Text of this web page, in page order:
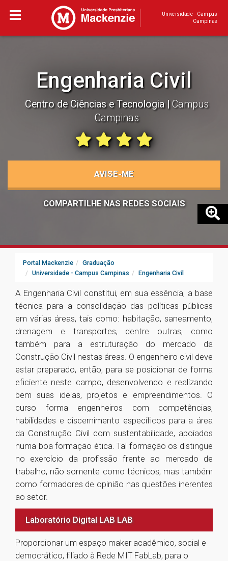
Universidade - Campus
Campinas
Engenharia Civil
Centro de Ciências e Tecnologia Campus
Campinas
AVISE-ME
COMPARTILHE NAS REDES SOCIAIS
Portal Mackenzie
Graduação
Universidade - Campus Campinas
Engenharia Civil
A Engenharia Civil constitui, em sua essência, a base
técnica para a consolidação das políticas públicas
em várias áreas, tais como: habitação, saneamento,
drenagem e transportes, dentre outras, como
também para a estruturação do mercado da
Construção Civil nestas áreas. O engenheiro civil deve
estar preparado, então, para se posicionar de forma
eficiente neste campo, desenvolvendo e realizando
bem suas ideias, projetos e empreendimentos. O
curso forma engenheiros com competências,
habilidades e discernimento específicos para a área
da Construção Civil com sustentabilidade, apoiados
numa boa formação ética. Tal formação os distingue
no exercício da profissão frente ao mercado de
trabalho, não somente como técnicos, mas também
como formadores de opinião nas questões inerentes
ao setor.
Laboratório Digital LAB LAB
Proporcionar um espaço maker acadêmico, social e
democrático, filiado à Rede MIT FabLab, para o